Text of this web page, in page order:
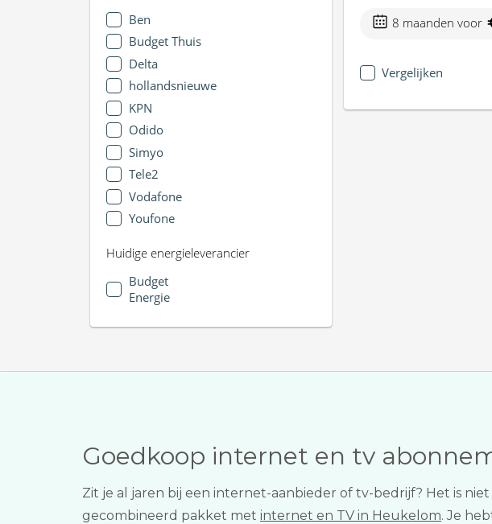
Ben
Budget Thuis
Delta
hollandsnieuwe
KPN
Odido
Simyo
Tele2
Vodafone
Youfone
Huidige energieleverancier
Budget
Energie
8 maanden voor
Vergelijken
Goedkoop internet en tv
Zit je al jaren bij een internet-aanbieder of tv-bedrijf? Het is
gecombineerd pakket met internet en TV in Heukelom. Je